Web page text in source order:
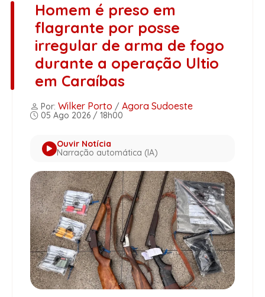
Homem é preso em
flagrante por posse
irregular de arma de fogo
durante a operação Ultio
em Caraíbas
Por: Wilker Porto / Agora Sudoeste
05 Ago 2026 / 18h00
Ouvir Notícia
Narração automática (IA)